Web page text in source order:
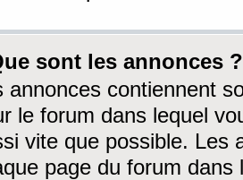
sont les annonces ?
annonces contiennent
le forum dans lequel
vite que possible. Les
page du forum dans